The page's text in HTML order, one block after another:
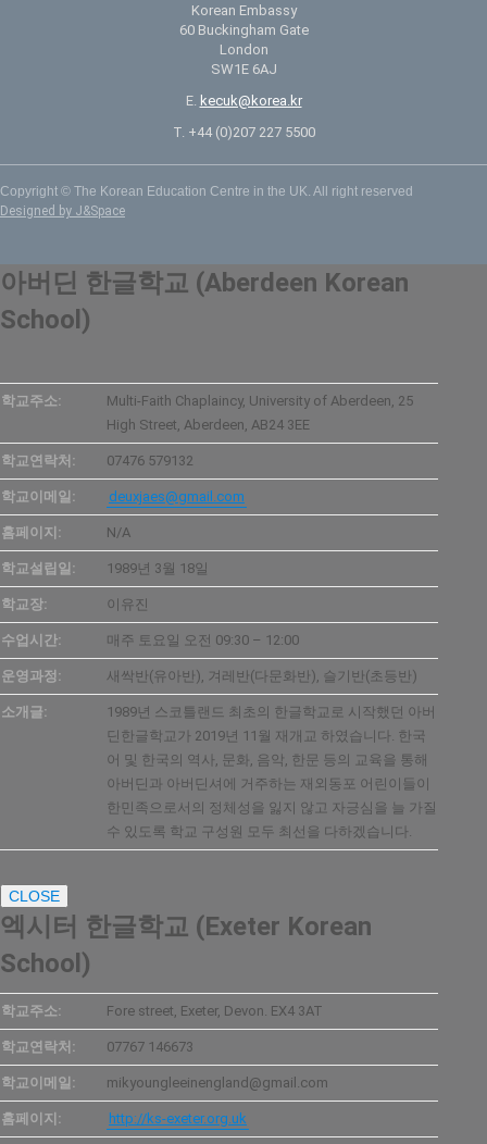
Korean Embassy
60 Buckingham Gate
London
SW1E 6AJ
E. kecuk@korea.kr
T. +44 (0)207 227 5500
Copyright © The Korean Education Centre in the UK. All right reserved
Designed by J&Space
아버딘 한글학교 (Aberdeen Korean
School)
학교주소:
Multi-Faith Chaplaincy, University of Aberdeen, 25
High Street, Aberdeen, AB24 3EE
학교연락처: 07476 579132
학교이메일: deuxjaes@gmail.com
홈페이지: N/A
학교설립일: 1989년 3월 18일
학교장: 이유진
수업시간: 매주 토요일 오전 09:30 – 12:00
운영과정: 새싹반(유아반), 겨레반(다문화반), 슬기반(초등반)
소개글:
1989년 스코틀랜드 최초의 한글학교로 시작했던 아버
딘한글학교가 2019년 11월 재개교 하였습니다. 한국
어 및 한국의 역사, 문화, 음악, 한문 등의 교육을 통해
아버딘과 아버딘셔에 거주하는 재외동포 어린이들이
한민족으로서의 정체성을 잃지 않고 자긍심을 늘 가질
수 있도록 학교 구성원 모두 최선을 다하겠습니다.
CLOSE
엑시터 한글학교 (Exeter Korean
School)
학교주소: Fore street, Exeter, Devon. EX4 3AT
학교연락처: 07767 146673
학교이메일: mikyoungleeinengland@gmail.com
홈페이지: http://ks-exeter.org.uk